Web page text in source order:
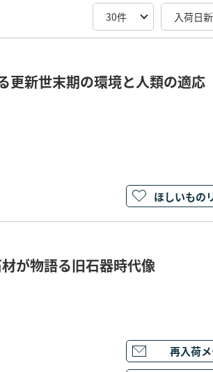
更新世末期の環境と人類の適
ほしいもの
が物語る旧石器時代像
再入荷